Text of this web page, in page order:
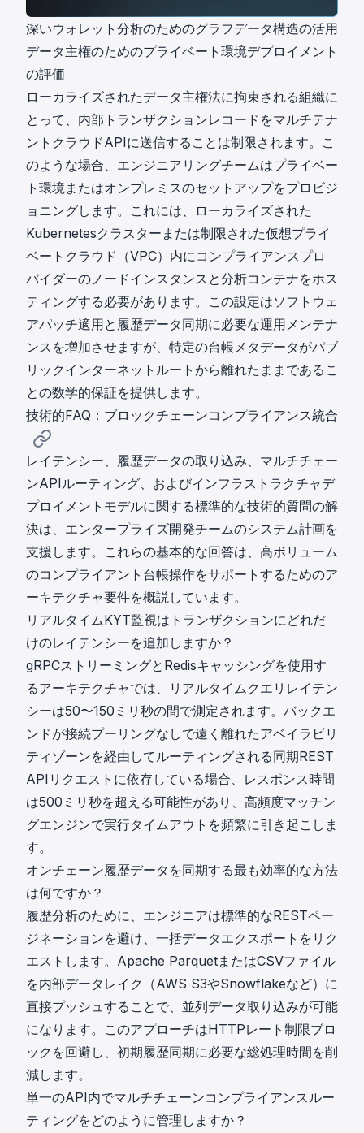
深いウォレット分析のためのグラフデータ構造の活用
データ主権のためのプライベート環境デプロイメント
の評価
ローカライズされたデータ主権法に拘束される組織に
とって、内部トランザクションレコードをマルチテナ
ントクラウドAPIに送信することは制限されます。こ
のような場合、エンジニアリングチームはプライベー
ト環境またはオンプレミスのセットアップをプロビジ
ョニングします。これには、ローカライズされた
Kubernetesクラスターまたは制限された仮想プライ
ベートクラウド（VPC）内にコンプライアンスプロ
バイダーのノードインスタンスと分析コンテナをホス
ティングする必要があります。この設定はソフトウェ
アパッチ適用と履歴データ同期に必要な運用メンテナ
ンスを増加させますが、特定の台帳メタデータがパブ
リックインターネットルートから離れたままであるこ
との数学的保証を提供します。
技術的FAQ：ブロックチェーンコンプライアンス統合
レイテンシー、履歴データの取り込み、マルチチェー
ンAPIルーティング、およびインフラストラクチャデ
プロイメントモデルに関する標準的な技術的質問の解
決は、エンタープライズ開発チームのシステム計画を
支援します。これらの基本的な回答は、高ボリューム
のコンプライアント台帳操作をサポートするためのア
ーキテクチャ要件を概説しています。
リアルタイムKYT監視はトランザクションにどれだ
けのレイテンシーを追加しますか？
gRPCストリーミングとRedisキャッシングを使用す
るアーキテクチャでは、リアルタイムクエリレイテン
シーは50〜150ミリ秒の間で測定されます。バックエ
ンドが接続プーリングなしで遠く離れたアベイラビリ
ティゾーンを経由してルーティングされる同期REST
APIリクエストに依存している場合、レスポンス時間
は500ミリ秒を超える可能性があり、高頻度マッチン
グエンジンで実行タイムアウトを頻繁に引き起こしま
す。
オンチェーン履歴データを同期する最も効率的な方法
は何ですか？
履歴分析のために、エンジニアは標準的なRESTペー
ジネーションを避け、一括データエクスポートをリク
エストします。Apache ParquetまたはCSVファイル
を内部データレイク（AWS S3やSnowflakeなど）に
直接プッシュすることで、並列データ取り込みが可能
になります。このアプローチはHTTPレート制限ブロ
ックを回避し、初期履歴同期に必要な総処理時間を削
減します。
単一のAPI内でマルチチェーンコンプライアンスルー
ティングをどのように管理しますか？